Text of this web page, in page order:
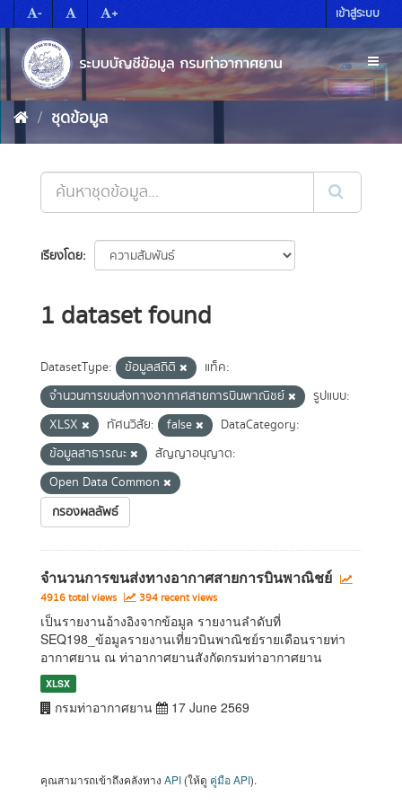
to
content
- + เข้าสู่ระบบ
ชุดข้อมูล
เรียงโดย
1 dataset found
DatasetType: ข้อมูลสถิติ
แท็ค:
จำนวนการขนส่งทางอากาศสายการบินพาณิชย์
รูปแบบ:
XLSX
ทัศนวิสัย: false
DataCategory:
ข้อมูลสาธารณะ
สัญญาอนุญาต:
Open Data Common
กรองผลลัพธ์
จำนวนการขนส่งทางอากาศสายการบินพาณิชย์
4916 total views 394 recent views
เป็นรายงานอ้างอิงจากข้อมูล รายงานลำดับที่
SEQ198_ข้อมูลรายงานเที่ยวบินพาณิชย์รายเดือนรายท่า
อากาศยาน ณ ท่าอากาศยานสังกัดกรมท่าอากาศยาน
XLSX
กรมท่าอากาศยาน 17 June 2569
คุณสามารถเข้าถึงคลังทาง API (ให้ดู คู่มือ API).